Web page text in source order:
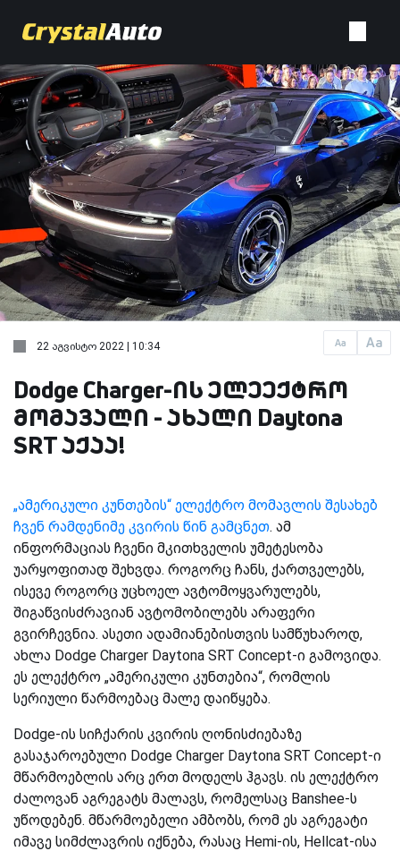
Aa Aa
22 აგვისტო 2022 | 10:34
Dodge Charger-ის ელეექტრო
მომავალი - ახალი Daytona
SRT აქაა!
„ამერიკული კუნთების“ ელექტრო მომავლის შესახებ
ჩვენ რამდენიმე კვირის წინ გამცნეთ. ამ
ინფორმაციას ჩვენი მკითხველის უმეტესობა
უარყოფითად შეხვდა. როგორც ჩანს, ქართველებს,
ისევე როგორც უცხოელ ავტომოყვარულებს,
შიგაწვისძრავიან ავტომობილებს არაფერი
გვირჩევნია. ასეთი ადამიანებისთვის სამწუხაროდ,
ახლა Dodge Charger Daytona SRT Concept-ი გამოვიდა.
ეს ელექტრო „ამერიკული კუნთებია“, რომლის
სერიული წარმოებაც მალე დაიწყება.
Dodge-ის სიჩქარის კვირის ღონისძიებაზე
გასაჯაროებული Dodge Charger Daytona SRT Concept-ი
მწარმოებლის არც ერთ მოდელს ჰგავს. ის ელექტრო
ძალოვან აგრეგატს მალავს, რომელსაც Banshee-ს
უწოდებენ. მწარმოებელი ამბობს, რომ ეს აგრეგატი
იმავე სიმძლავრის იქნება, რასაც Hemi-ის, Hellcat-ისა